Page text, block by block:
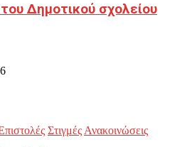
Δημοτικού σχολείου
Στιγμές Ανακοινώσεις